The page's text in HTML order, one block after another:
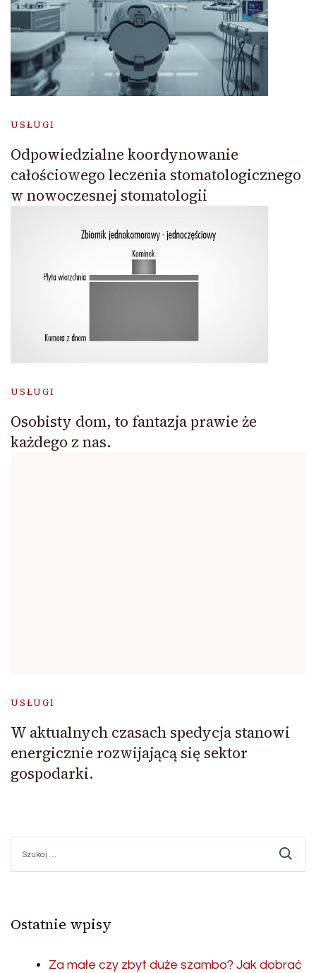
USŁUGI
Odpowiedzialne koordynowanie
całościowego leczenia stomatologicznego
w nowoczesnej stomatologii
USŁUGI
Osobisty dom, to fantazja prawie że
każdego z nas.
USŁUGI
W aktualnych czasach spedycja stanowi
energicznie rozwijającą się sektor
gospodarki.
Ostatnie wpisy
Za małe czy zbyt duże szambo? Jak dobrać